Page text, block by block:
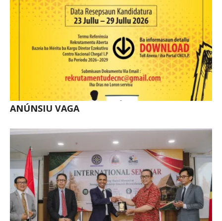
ANÚNSIU VAGA